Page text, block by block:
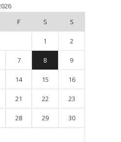
F S S
1 2
7 8 9
14 15 16
21 22 23
28 29 30